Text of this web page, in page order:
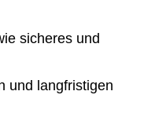
sicheres und
und langfristigen